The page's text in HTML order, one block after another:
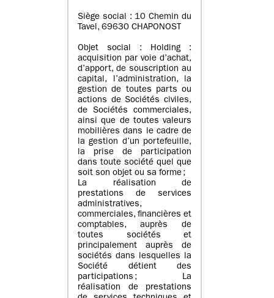
Siège social : 10 Chemin du
Tavel, 69630 CHAPONOST
Objet social : Holding :
acquisition par voie d’achat,
d’apport, de souscription au
capital, l’administration, la
gestion de toutes parts ou
actions de Sociétés civiles,
de Sociétés commerciales,
ainsi que de toutes valeurs
mobilières dans le cadre de
la gestion d’un portefeuille,
la prise de participation
dans toute société quel que
soit son objet ou sa forme ;
La réalisation de
prestations de services
administratives,
commerciales, financières et
comptables, auprès de
toutes sociétés et
principalement auprès de
sociétés dans lesquelles la
Société détient des
participations ; La
réalisation de prestations